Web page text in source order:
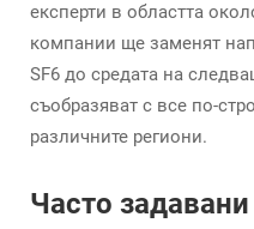
експерти в областта
компании ще заменят
SF6 до средата на
съобразяват с все по-
различните региони.
Часто